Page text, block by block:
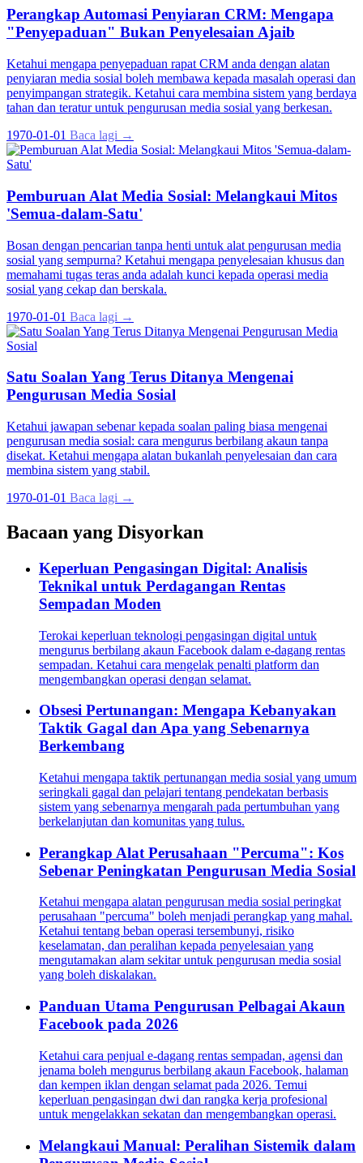
Perangkap Automasi Penyiaran CRM: Mengapa
"Penyepaduan" Bukan Penyelesaian Ajaib
Ketahui mengapa penyepaduan rapat CRM anda dengan alatan
penyiaran media sosial boleh membawa kepada masalah operasi dan
penyimpangan strategik. Ketahui cara membina sistem yang berdaya
tahan dan teratur untuk pengurusan media sosial yang berkesan.
1970-01-01 Baca lagi →
Pemburuan Alat Media Sosial: Melangkaui Mitos
'Semua-dalam-Satu'
Bosan dengan pencarian tanpa henti untuk alat pengurusan media
sosial yang sempurna? Ketahui mengapa penyelesaian khusus dan
memahami tugas teras anda adalah kunci kepada operasi media
sosial yang cekap dan berskala.
1970-01-01 Baca lagi →
Satu Soalan Yang Terus Ditanya Mengenai
Pengurusan Media Sosial
Ketahui jawapan sebenar kepada soalan paling biasa mengenai
pengurusan media sosial: cara mengurus berbilang akaun tanpa
disekat. Ketahui mengapa alatan bukanlah penyelesaian dan cara
membina sistem yang stabil.
1970-01-01 Baca lagi →
Bacaan yang Disyorkan
Keperluan Pengasingan Digital: Analisis
Teknikal untuk Perdagangan Rentas
Sempadan Moden
Terokai keperluan teknologi pengasingan digital untuk
mengurus berbilang akaun Facebook dalam e-dagang rentas
sempadan. Ketahui cara mengelak penalti platform dan
mengembangkan operasi dengan selamat.
Obsesi Pertunangan: Mengapa Kebanyakan
Taktik Gagal dan Apa yang Sebenarnya
Berkembang
Ketahui mengapa taktik pertunangan media sosial yang umum
seringkali gagal dan pelajari tentang pendekatan berbasis
sistem yang sebenarnya mengarah pada pertumbuhan yang
berkelanjutan dan komunitas yang tulus.
Perangkap Alat Perusahaan "Percuma": Kos
Sebenar Peningkatan Pengurusan Media Sosial
Ketahui mengapa alatan pengurusan media sosial peringkat
perusahaan "percuma" boleh menjadi perangkap yang mahal.
Ketahui tentang beban operasi tersembunyi, risiko
keselamatan, dan peralihan kepada penyelesaian yang
mengutamakan alam sekitar untuk pengurusan media sosial
yang boleh diskalakan.
Panduan Utama Pengurusan Pelbagai Akaun
Facebook pada 2026
Ketahui cara penjual e-dagang rentas sempadan, agensi dan
jenama boleh mengurus berbilang akaun Facebook, halaman
dan kempen iklan dengan selamat pada 2026. Temui
keperluan pengasingan dwi dan rangka kerja profesional
untuk mengelakkan sekatan dan mengembangkan operasi.
Melangkaui Manual: Peralihan Sistemik dalam